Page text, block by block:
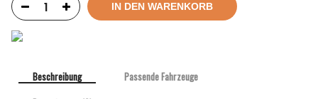
IN DEN WARENKORB
Beschreibung
Passende Fahrzeuge